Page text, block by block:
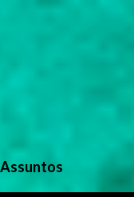
Assuntos